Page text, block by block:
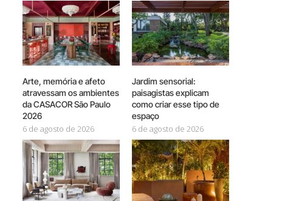
Arte, memória e afeto
atravessam os ambientes
da CASACOR São Paulo
2026
6 de agosto de 2026
Jardim sensorial:
paisagistas explicam
como criar esse tipo de
espaço
6 de agosto de 2026